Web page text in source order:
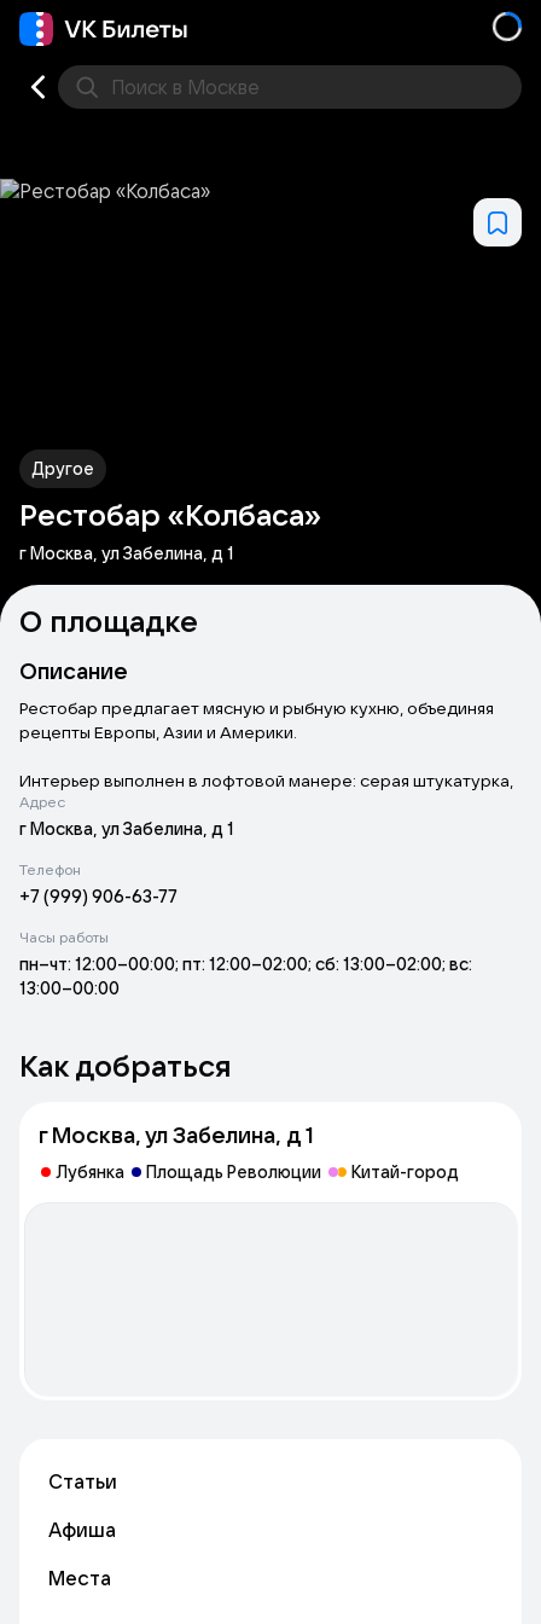
Поиск в Москве
Другое
Рестобар «Колбаса»
г Москва, ул Забелина, д 1
О площадке
Описание
Рестобар предлагает мясную и рыбную кухню, объединяя
рецепты Европы, Азии и Америки.
Интерьер выполнен в лофтовой манере: серая штукатурка,
рыже-коричневая кирпичная кладка, толстые стены и низкие
глубокие подоконники. Есть два зала: основной с длинными
кирпичными сводами, сценой и танцполом. Летом
открывается летняя веранда.
меню. По субботам проводятся детективные игры Madtown.
Также в заведении иногда выступают музыканты,
стендаперы и диджеи.
навынос.
Адрес
г Москва, ул Забелина, д 1
Телефон
+7 (999) 906-63-77
Часы работы
пн–чт: 12:00–00:00; пт: 12:00–02:00; сб: 13:00–02:00; вс:
13:00–00:00
Как добраться
г Москва, ул Забелина, д 1
Лубянка Площадь Революции Китай-город
Статьи
Афиша
Места